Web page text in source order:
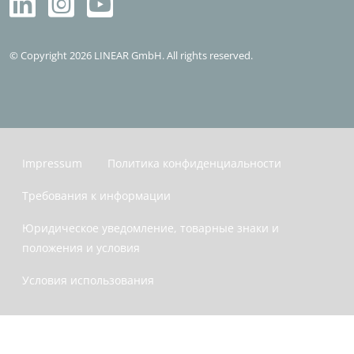
© Copyright 2026 LINEAR GmbH. All rights reserved.
Impressum Политика конфиденциальности
Требования к информации
Юридическое уведомление, товарные знаки и
положения и условия
Условия использования